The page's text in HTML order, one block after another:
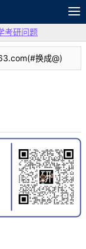
论坛
考研问题
换成@)